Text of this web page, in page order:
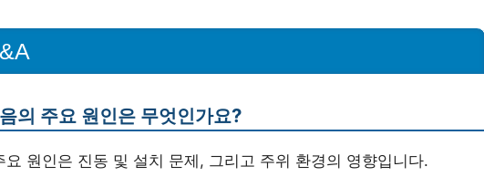
의 주요 원인은 무엇인가요?
원인은 진동 및 설치 문제, 그리고 주위 환경의 영향입니다.